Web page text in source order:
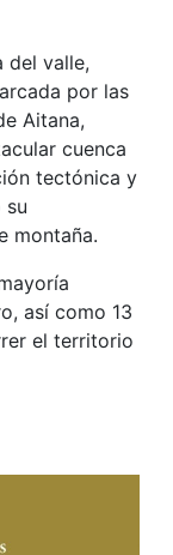
del valle,
por las
Aitana,
cuenca
tectónica y
su
montaña.
así como 13
el territorio